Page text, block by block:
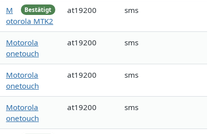
Bestätigt
M
otorola MTK2
at19200 sms
Motorola
onetouch
at19200 sms
Motorola
onetouch
at19200 sms
Motorola
onetouch
at19200 sms